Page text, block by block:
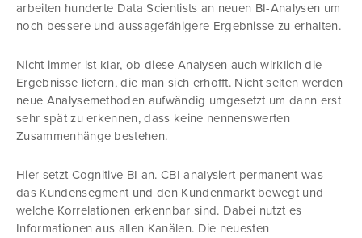
arbeiten hunderte Data Scientists an neuen BI-Analysen um
noch bessere und aussagefähigere Ergebnisse zu erhalten.
Nicht immer ist klar, ob diese Analysen auch wirklich die
Ergebnisse liefern, die man sich erhofft. Nicht selten werden
neue Analysemethoden aufwändig umgesetzt um dann erst
sehr spät zu erkennen, dass keine nennenswerten
Zusammenhänge bestehen.
Hier setzt Cognitive BI an. CBI analysiert permanent was
das Kundensegment und den Kundenmarkt bewegt und
welche Korrelationen erkennbar sind. Dabei nutzt es
Informationen aus allen Kanälen. Die neuesten